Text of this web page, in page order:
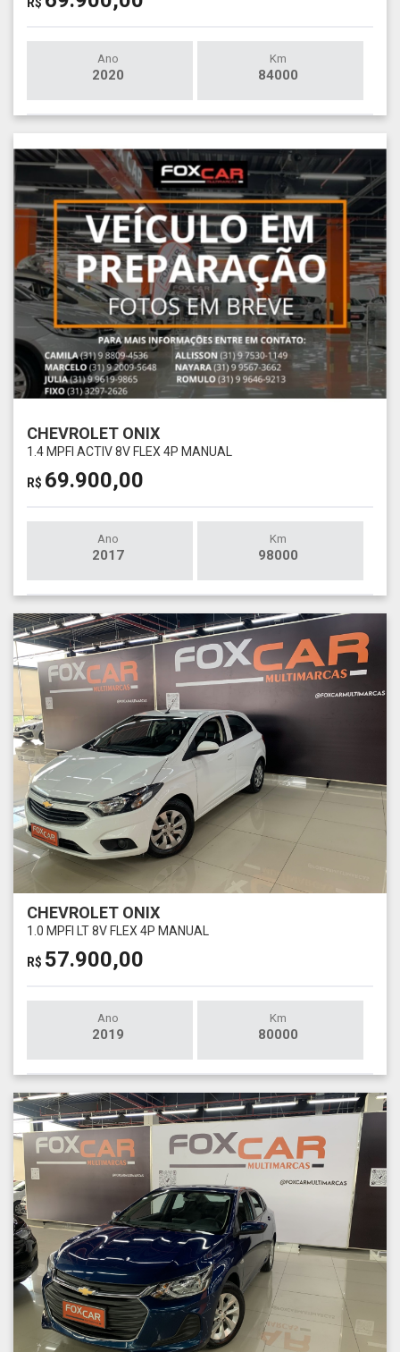
Ano
2020
Km
84000
CHEVROLET ONIX
1.4 MPFI ACTIV 8V FLEX 4P MANUAL
R$ 69.900,00
Ano
2017
Km
98000
CHEVROLET ONIX
1.0 MPFI LT 8V FLEX 4P MANUAL
R$ 57.900,00
Ano
2019
Km
80000